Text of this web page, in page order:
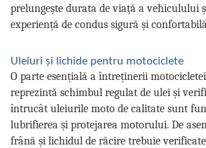
prelungește durata de viață a vehiculului
experiență de condus sigură și
Uleiuri și lichide pentru motociclete
O parte esențială a întreținerii
reprezintă schimbul regulat de ulei și
întrucât uleiurile moto de calitate sunt
lubrifierea și protejarea motorului. De
frână și lichidul de răcire trebuie